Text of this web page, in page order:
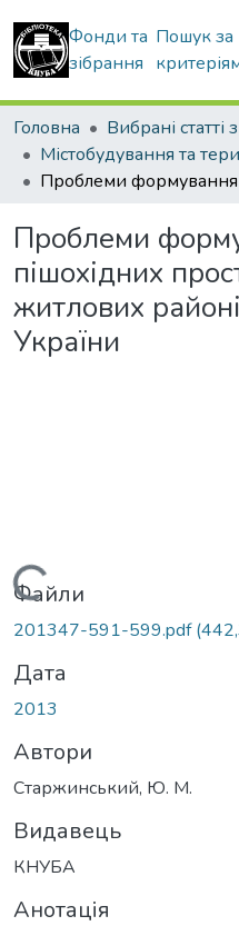
Фонди та
зібрання
Пошук за
Головна
Проблеми
пішохідних
житлових
України
Вантажиться...
Файли
201347-591-599.pdf
Дата
2013
Автори
Старжинський, Ю. М.
Видавець
КНУБА
Анотація